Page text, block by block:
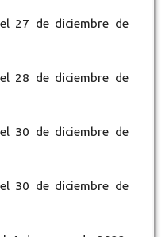
27 de diciembre de
28 de diciembre de
30 de diciembre de
30 de diciembre de